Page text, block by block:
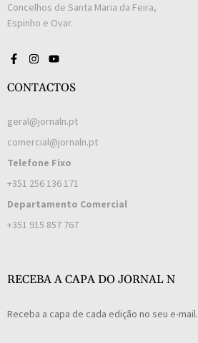
Concelhos de Santa Maria da Feira,
Espinho e Ovar.
CONTACTOS
geral@jornaln.pt
comercial@jornaln.pt
Telefone Fixo
+351 256 136 171
Departamento Comercial
+351 915 857 767
RECEBA A CAPA DO JORNAL N
Receba a capa de cada edição no seu e-mail.